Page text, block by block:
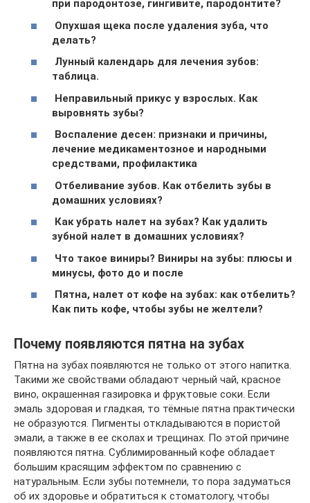
при пародонтозе, гингивите, пародонтите?
Опухшая щека после удаления зуба, что
делать?
Лунный календарь для лечения зубов:
таблица.
Неправильный прикус у взрослых. Как
выровнять зубы?
Воспаление десен: признаки и причины,
лечение медикаментозное и народными
средствами, профилактика
Отбеливание зубов. Как отбелить зубы в
домашних условиях?
Как убрать налет на зубах? Как удалить
зубной налет в домашних условиях?
Что такое виниры? Виниры на зубы: плюсы и
минусы, фото до и после
Пятна, налет от кофе на зубах: как отбелить?
Как пить кофе, чтобы зубы не желтели?
Почему появляются пятна на зубах
Пятна на зубах появляются не только от этого напитка.
Такими же свойствами обладают черный чай, красное
вино, окрашенная газировка и фруктовые соки. Если
эмаль здоровая и гладкая, то тёмные пятна практически
не образуются. Пигменты откладываются в пористой
эмали, а также в ее сколах и трещинах. По этой причине
появляются пятна. Сублимированный кофе обладает
большим красящим эффектом по сравнению с
натуральным. Если зубы потемнели, то пора задуматься
об их здоровье и обратиться к стоматологу, чтобы